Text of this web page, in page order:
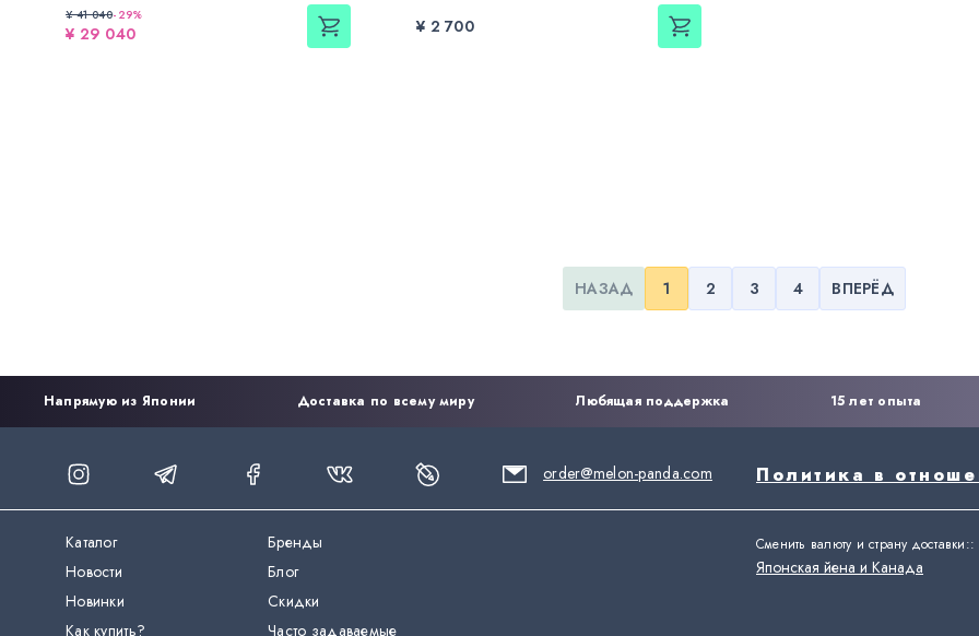
¥ 41 040- 29%
¥ 29 040 ¥ 2 700
НАЗАД 1 2 3 4 ВПЕРЁД
Напрямую из Японии Доставка по всему миру Любящая поддержка 15 лет опыта
order@melon-panda.com Политика в
Каталог
Бренды
Новости
Блог
Новинки
Скидки
Как купить?
Часто задаваемые
Сменить валюту и страну доставки::
Японская йена и Канада